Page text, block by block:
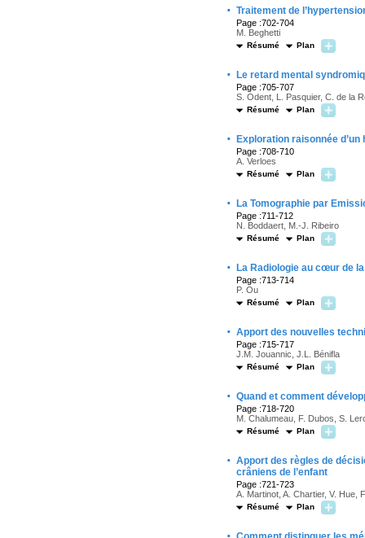
· Traitement de
Page :702-704
M. Beghetti
Résumé Plan
· Le retard mental
Page :705-707
S. Odent, L. Pasquier, C. de la
Résumé Plan
· Exploration raisonnée
Page :708-710
A. Verloes
Résumé Plan
· La Tomographie par
Page :711-712
N. Boddaert, M.-J. Ribeiro
Résumé Plan
· La Radiologie au cœur de
Page :713-714
P. Ou
Résumé Plan
· Apport des nouvelles
Page :715-717
J.M. Jouannic, J.L. Bénifla
Résumé Plan
· Quand et comment
Page :718-720
M. Chalumeau, F. Dubos, S.
Résumé Plan
· Apport des règles de
crâniens de l’enfant
Page :721-723
A. Martinot, A. Chartier, V. Hue,
Résumé Plan